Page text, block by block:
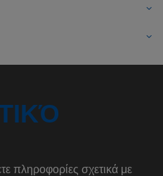
πληροφορίες σχετικά με